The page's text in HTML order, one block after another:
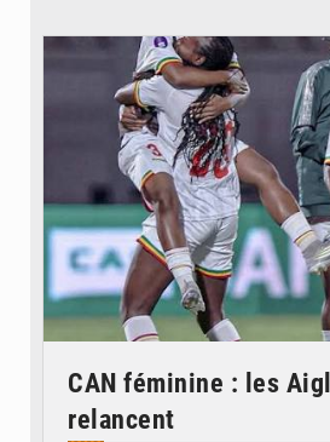
© FEMAFOOT
CAN féminine : les
relancent